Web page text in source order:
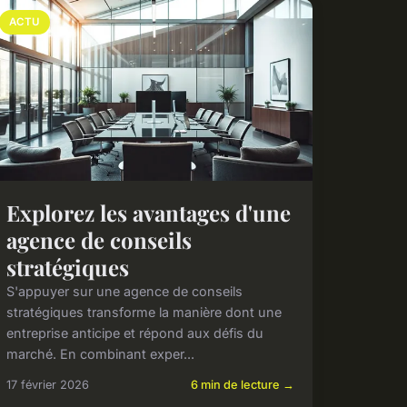
ACTU
Explorez les avantages d'une
agence de conseils
stratégiques
S'appuyer sur une agence de conseils
stratégiques transforme la manière dont une
entreprise anticipe et répond aux défis du
marché. En combinant exper...
17 février 2026 6 min de lecture →